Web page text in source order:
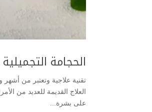
الحجامة التجميلية
تقنية علاجية وتعتبر من أشهر
العلاج القديمة للعديد من
على بشرة...